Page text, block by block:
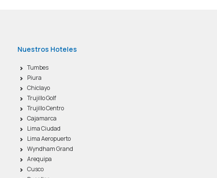
Nuestros Hoteles
Tumbes
Piura
Chiclayo
Trujillo Golf
Trujillo Centro
Cajamarca
Lima Ciudad
Lima Aeropuerto
Wyndham Grand
Arequipa
Cusco